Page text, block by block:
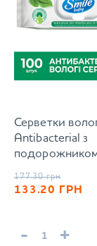
Серветки
Antibacterial з
177.30 грн
133.20 ГРН
- +